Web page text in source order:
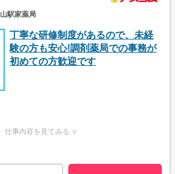
駅家薬局
丁寧な研修制度があるので、未経
験の方も安心!調剤薬局での事務が
初めての方歓迎です
仕事内容を見てみる ∨